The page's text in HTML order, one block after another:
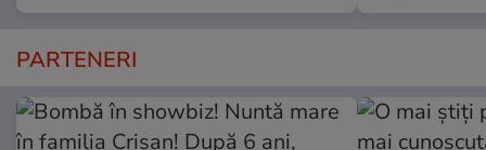
PARTENERI